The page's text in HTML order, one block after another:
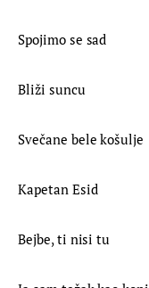
Spojimo se sad
Bliži suncu
Svečane bele košulje
Kapetan Esid
Bejbe, ti nisi tu